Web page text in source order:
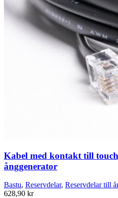
Kabel med kontakt till
ånggenerator
Bastu, Reservdelar, Reservdelar till
628,90 kr